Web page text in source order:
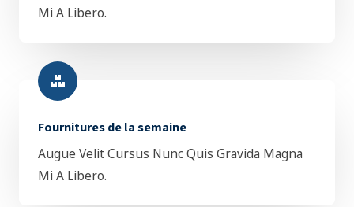
Mi A Libero.
Fournitures de la semaine
Augue Velit Cursus Nunc Quis Gravida Magna
Mi A Libero.